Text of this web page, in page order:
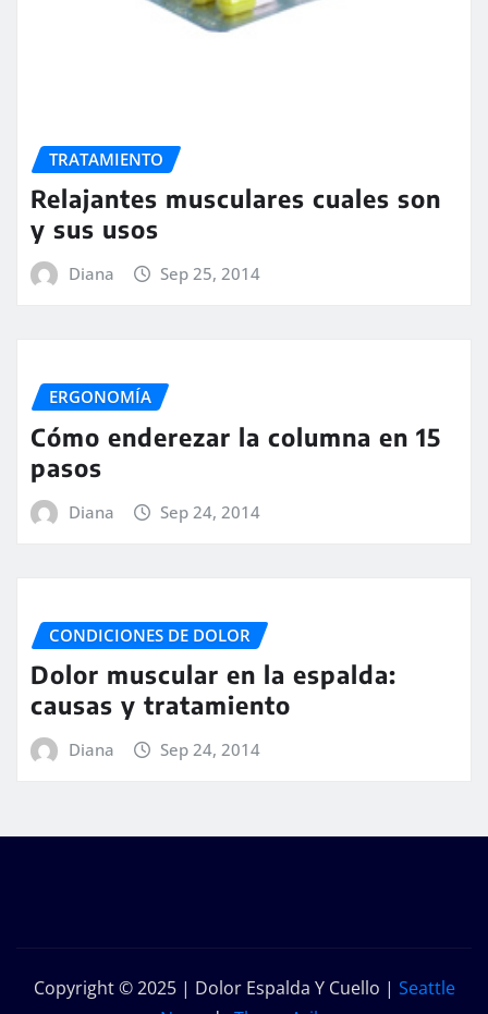
TRATAMIENTO
Relajantes musculares cuales son
y sus usos
Diana Sep 25, 2014
ERGONOMÍA
Cómo enderezar la columna en 15
pasos
Diana Sep 24, 2014
CONDICIONES DE DOLOR
Dolor muscular en la espalda:
causas y tratamiento
Diana Sep 24, 2014
Copyright © 2025 | Dolor Espalda Y Cuello | Seattle